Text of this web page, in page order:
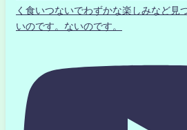
く食いつないでわずかな楽しみなど見
いのです。ないのです。